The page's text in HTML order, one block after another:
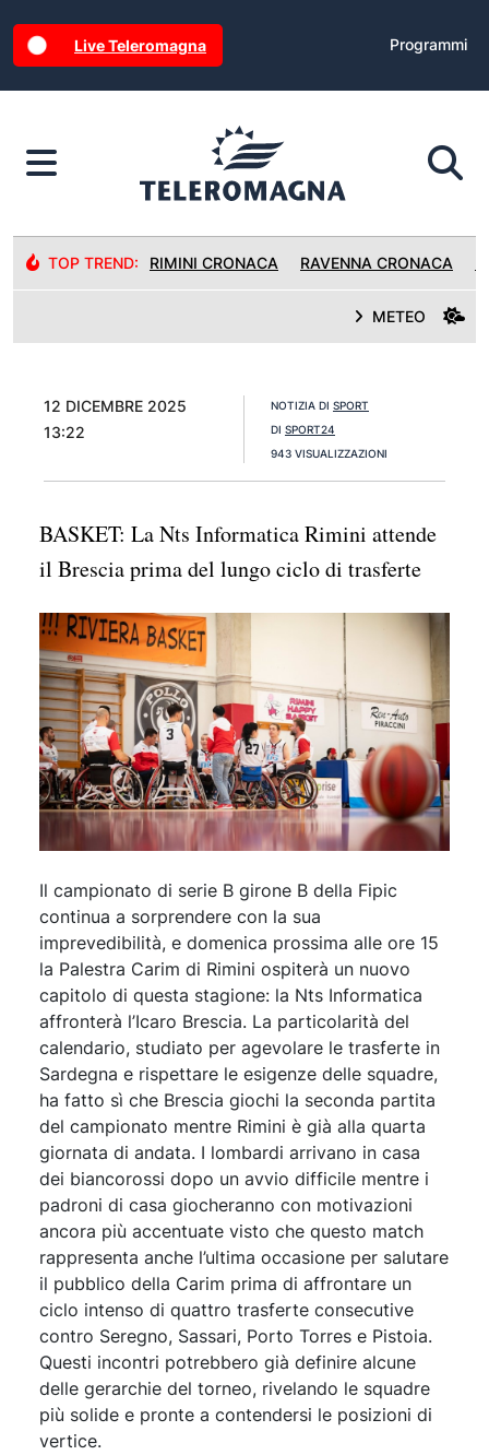
Live Teleromagna Programmi
TOP TREND: RIMINI CRONACA RAVENNA CRONACA
METEO
12 DICEMBRE 2025
13:22
NOTIZIA DI SPORT
DI SPORT24
943 VISUALIZZAZIONI
BASKET: La Nts Informatica Rimini attende
il Brescia prima del lungo ciclo di trasferte
Il campionato di serie B girone B della Fipic
continua a sorprendere con la sua
imprevedibilità, e domenica prossima alle ore 15
la Palestra Carim di Rimini ospiterà un nuovo
capitolo di questa stagione: la Nts Informatica
affronterà l’Icaro Brescia. La particolarità del
calendario, studiato per agevolare le trasferte in
Sardegna e rispettare le esigenze delle squadre,
ha fatto sì che Brescia giochi la seconda partita
del campionato mentre Rimini è già alla quarta
giornata di andata. I lombardi arrivano in casa
dei biancorossi dopo un avvio difficile mentre i
padroni di casa giocheranno con motivazioni
ancora più accentuate visto che questo match
rappresenta anche l’ultima occasione per salutare
il pubblico della Carim prima di affrontare un
ciclo intenso di quattro trasferte consecutive
contro Seregno, Sassari, Porto Torres e Pistoia.
Questi incontri potrebbero già definire alcune
delle gerarchie del torneo, rivelando le squadre
più solide e pronte a contendersi le posizioni di
vertice.